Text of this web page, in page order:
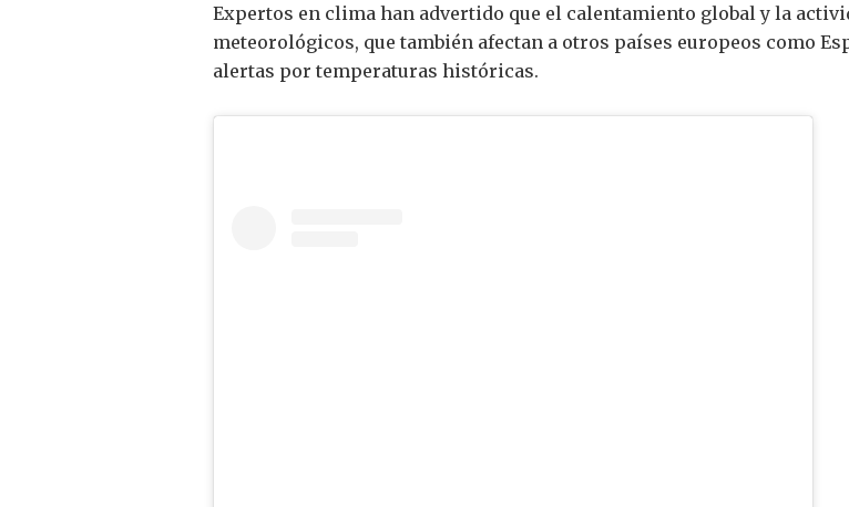
Expertos en clima han advertido que el calentamiento global y la
meteorológicos, que también afectan a otros países europeos como
alertas por temperaturas históricas.